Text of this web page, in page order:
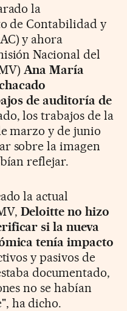
la
de Contabilidad y
y ahora
Nacional del
Ana María
de auditoría de
los trabajos de la
marzo y de junio
sobre la imagen
reflejar.
la actual
Deloitteno hizo
si la nueva
tenía impacto
y pasivos de
documentado,
no se habían
ha dicho.